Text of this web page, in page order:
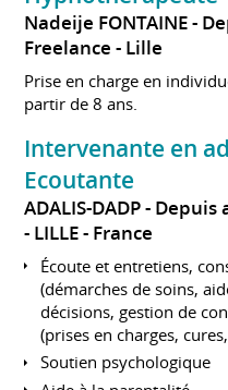
Nadeije FONTAINE
Freelance
Lille
Prise en charge en
partir de 8 ans.
Intervenante en
Ecoutante
ADALIS-DADP Depuis
LILLE
France
Écoute et entretiens,
(démarches de soins,
décisions, gestion de
(prises en charges,
Soutien psychologique